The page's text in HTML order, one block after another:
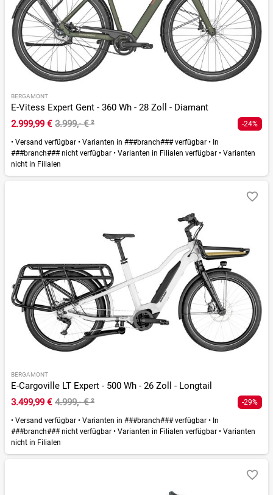
BERGAMONT
E-Vitess Expert Gent - 360 Wh - 28 Zoll - Diamant
2.999,99 € 3.999,- €² -24%
• Versand verfügbar • Varianten in ###branch### verfügbar • In
###branch### nicht verfügbar • Varianten in Filialen verfügbar • Varianten
nicht in Filialen
BERGAMONT
E-Cargoville LT Expert - 500 Wh - 26 Zoll - Longtail
3.499,99 € 4.999,- €² -29%
• Versand verfügbar • Varianten in ###branch### verfügbar • In
###branch### nicht verfügbar • Varianten in Filialen verfügbar • Varianten
nicht in Filialen